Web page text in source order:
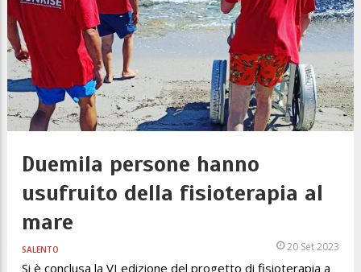
Duemila persone hanno
usufruito della fisioterapia al
mare
SALENTO 20 Set 2023
Si è conclusa la VI edizione del progetto di fisioterapia a